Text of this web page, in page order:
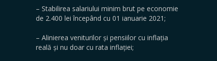
– Stabilirea salariului minim brut pe economie
de 2.400 lei începând cu 01 ianuarie 2021;
– Alinierea veniturilor și pensiilor cu inflația
reală și nu doar cu rata inflației;